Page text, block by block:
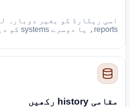
reports، یا دوسرے systems کو دیں۔
مقامی history رکھیں